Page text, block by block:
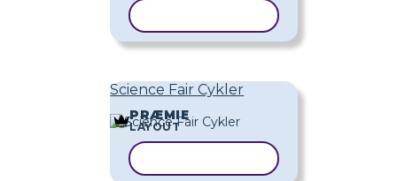
Science Fair Cykler
PRÆMIE
LAYOUT